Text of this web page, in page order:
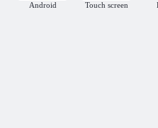
Android Touch screen